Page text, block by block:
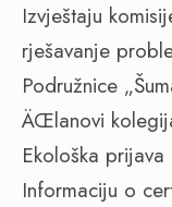
Izvještaju
rješavanje
Podružnice
ÄŒlanovi
Ekološka
Informaciju o